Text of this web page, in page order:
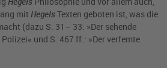
mit HegelsTexten geboten ist, was die
(dazu S. 31– 33: »Der sehende
und S. 467 ff.: »Der verfemte